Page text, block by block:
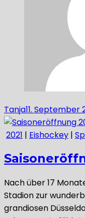
Tanja11. September
2021 | Eishockey |
Nach über 17
Stadion zur
grandiosen